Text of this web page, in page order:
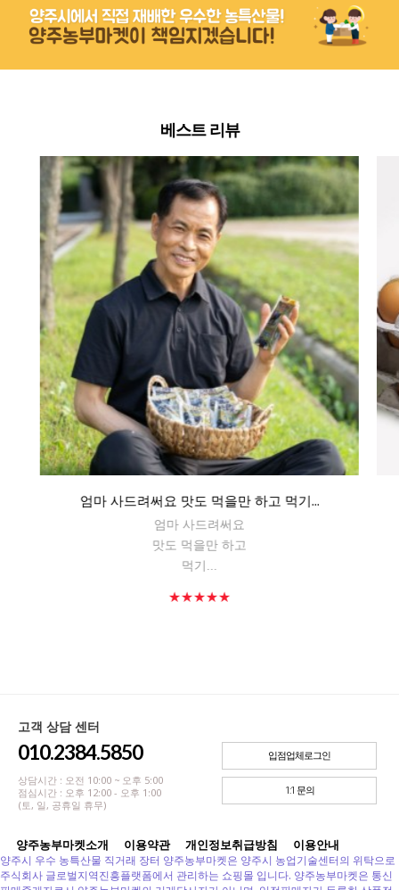
베스트 리뷰
엄마 사드려써요 맛도 먹을만 하고 먹기...
엄마 사드려써요
맛도 먹을만 하고
먹기...
★★★★★
고객 상담 센터
010.2384.5850
상담시간 : 오전 10:00 ~ 오후 5:00
점심시간 : 오후 12:00 - 오후 1:00
(토, 일, 공휴일 휴무)
입점업체로그인
1:1 문의
양주농부마켓소개 이용약관 개인정보취급방침 이용안내
양주시 우수 농특산물 직거래 장터 양주농부마켓은 양주시 농업기술센터의 위탁으로
주식회사 글로벌지역진흥플랫폼에서 관리하는 쇼핑몰 입니다. 양주농부마켓은 통신